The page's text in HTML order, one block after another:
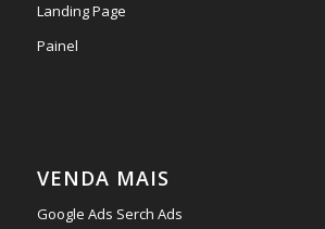
Landing Page
Painel
VENDA MAIS
Google Ads Serch Ads